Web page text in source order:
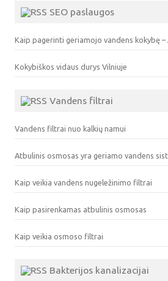
SEO paslaugos
Kaip pagerinti geriamojo vandens kokybę
Kokybiškos vidaus durys Vilniuje
Vandens filtrai
Vandens filtrai nuo kalkių namui
Atbulinis osmosas yra geriamo vandens
Kaip veikia vandens nugeležinimo filtrai
Kaip pasirenkamas atbulinis osmosas
Kaip veikia osmoso filtrai
Bakterijos kanalizacijai